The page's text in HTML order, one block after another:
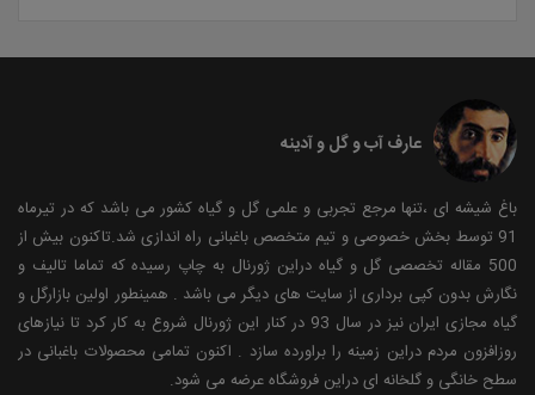
عارف آب و گل و آدینه
باغ شیشه ای ،تنها مرجع تجربی و علمی گل و گیاه کشور می باشد که در تیرماه
91 توسط بخش خصوصی و تیم متخصص باغبانی راه اندازی شد.تاکنون بیش از
500 مقاله تخصصی گل و گیاه دراین ژورنال به چاپ رسیده که تماما تالیف و
نگارش بدون کپی برداری از سایت های دیگر می باشد . همینطور اولین بازارگل و
گیاه مجازی ایران نیز در سال 93 در کنار این ژورنال شروع به کار کرد تا نیازهای
روزافزون مردم دراین زمینه را براورده سازد . اکنون تمامی محصولات باغبانی در
سطح خانگی و گلخانه ای دراین فروشگاه عرضه می شود.